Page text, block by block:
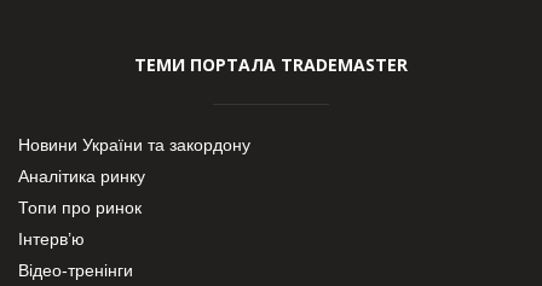
ТЕМИ ПОРТАЛА TRADEMASTER
Новини України та закордону
Аналітика ринку
Топи про ринок
Інтерв’ю
Відео-тренінги